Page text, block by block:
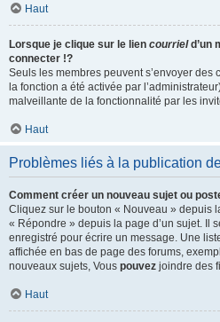
Haut
Lorsque je clique sur le lien courrield’un
connecter !?
Seuls les membres peuvent s’envoyer
la fonction a été activée par
malveillante de la fonctionnalité par les
Haut
Problèmes liés à la publication
Comment créer un nouveau sujet ou
Cliquez sur le bouton « Nouveau » depuis
« Répondre » depuis la page d’un sujet. Il
enregistré pour écrire un message. Une
affichée en bas de page des forums,
nouveaux sujets, Vous pouvez joindre des
Haut